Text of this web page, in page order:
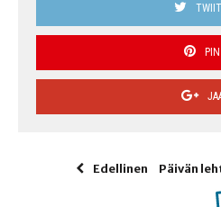
PIN
Edellinen Päivän